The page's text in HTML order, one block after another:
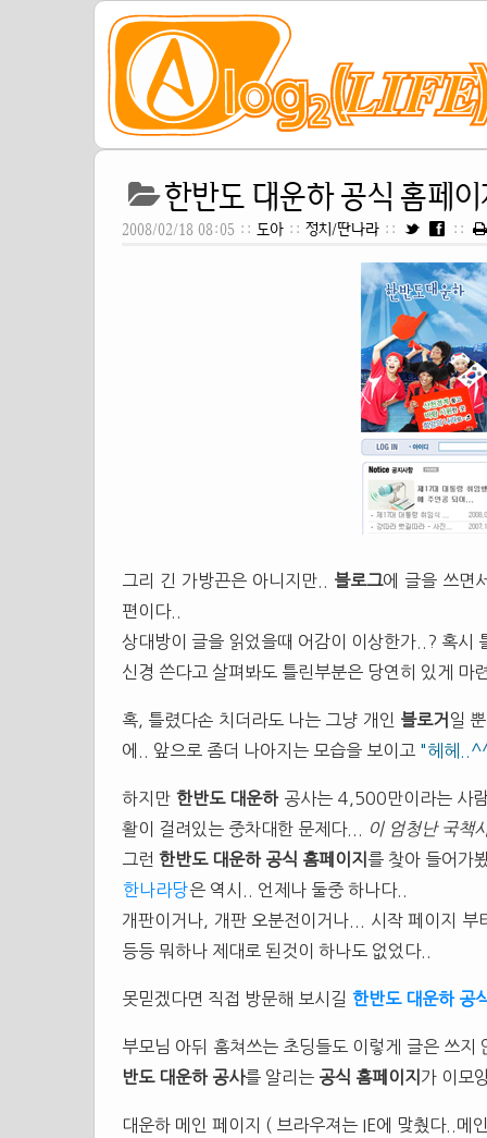
한반도 대운하 공식 홈페
2008/02/18 08:05 :: 도아 :: 정치/딴나라 :: ::
그리 긴 가방끈은 아니지만.. 블로그에 글을 쓰면
편이다..
상대방이 글을 읽었을때 어감이 이상한가..? 혹시
신경 쓴다고 살펴봐도 틀린부분은 당연히 있게
혹, 틀렸다손 치더라도 나는 그냥 개인 블로거 일
에.. 앞으로 좀더 나아지는 모습을 보이고 "헤헤
하지만 한반도 대운하공사는 4,500만이라는 사
활이 걸려있는 중차대한 문제다...
이 엄청난 국책
그런 한반도 대운하 공식 홈페이지 를 찾아 들어가
한나라당은 역시.. 언제나 둘중 하나다..
개판이거나, 개판 오분전이거나... 시작 페이지 부
등등 뭐하나 제대로 된것이 하나도 없었다..
못믿겠다면 직접 방문해 보시길 한반도 대운하 공
부모님 아뒤 훔쳐쓰는 초딩들도 이렇게 글은 쓰
반도 대운하 공사를 알리는 공식 홈페이지 가 이모
대운하 메인 페이지 ( 브라우져는 IE에 맞췄다..메